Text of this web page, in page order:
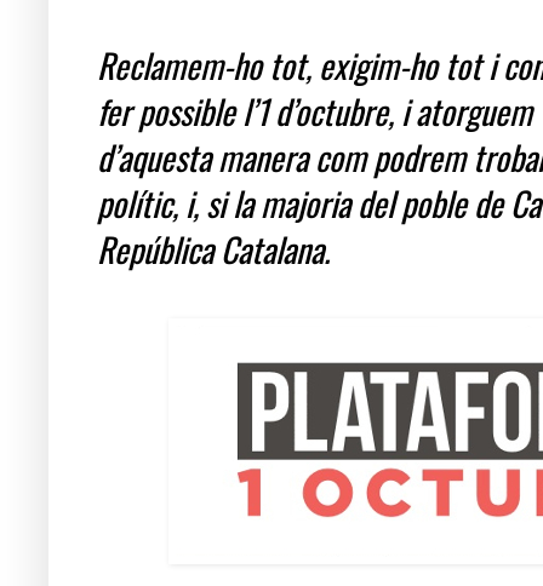
Reclamem-ho tot, exigim-ho tot i
fer possible l’1 d’octubre, i
d’aquesta manera com podrem
polític, i, si la majoria del poble de
República Catalana.